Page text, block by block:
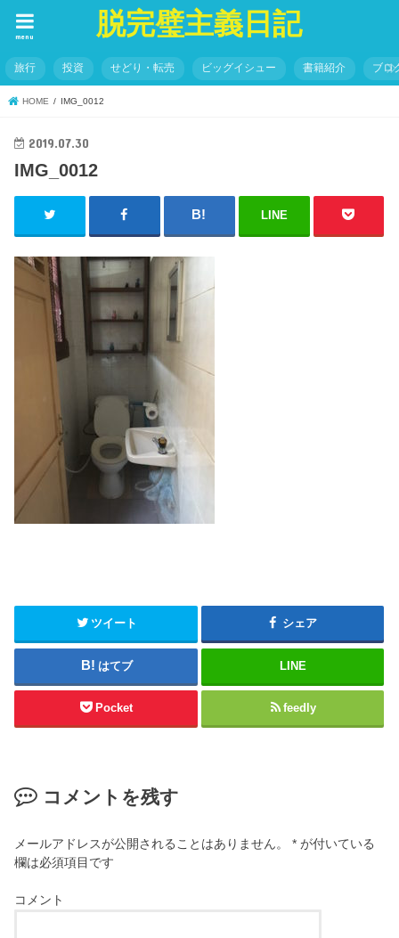
脱完璧主義日記
menu
旅行 投資 せどり・転売 ビッグイシュー 書籍紹介 ブロ
HOME IMG_0012
2019.07.30
IMG_0012
LINE
ツイート シェア
はてブ LINE
Pocket feedly
コメントを残す
メールアドレスが公開されることはありません。 * が付いている
欄は必須項目です
コメント